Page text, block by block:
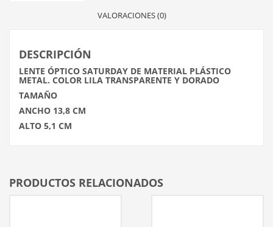
VALORACIONES (0)
DESCRIPCIÓN
LENTE ÓPTICO SATURDAY DE MATERIAL PLÁSTICO
METAL. COLOR LILA TRANSPARENTE Y DORADO
TAMAÑO
ANCHO 13,8 CM
ALTO 5,1 CM
PRODUCTOS RELACIONADOS